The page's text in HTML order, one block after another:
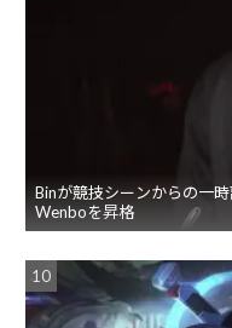
Binが競技シーンからの一
Wenboを昇格